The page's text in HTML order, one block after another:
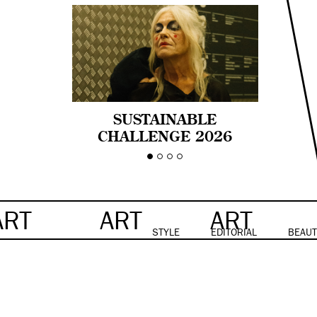
SUSTAINABLE
CHALLENGE 2026
CELEBRA LA
PRIDE!
STYLE EDITORIAL
ART ART